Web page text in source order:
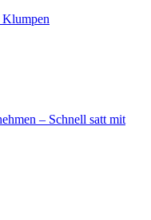
Klumpen
– Schnell satt mit